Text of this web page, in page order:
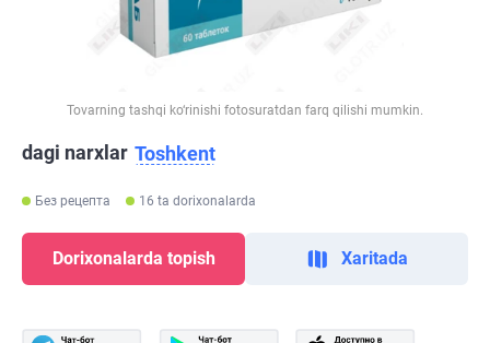
Tovarning tashqi ko‘rinishi fotosuratdan farq qilishi mumkin.
dagi narxlar Toshkent
Без рецепта 16 ta dorixonalarda
Dorixonalarda topish Xaritada